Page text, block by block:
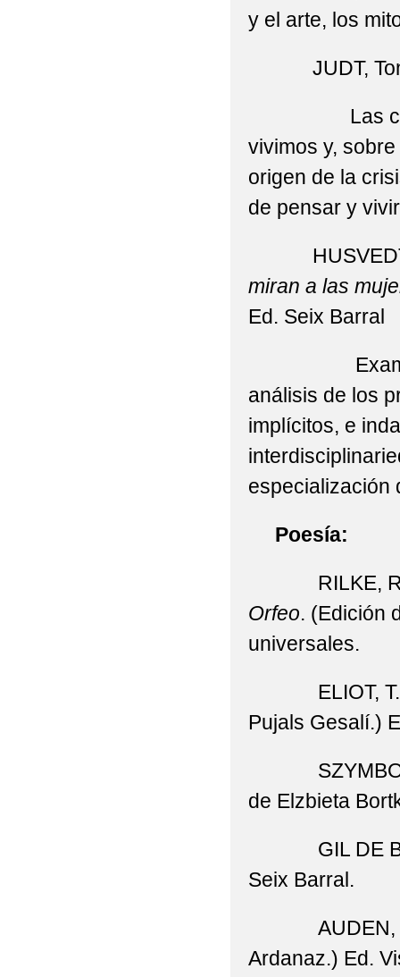
y el arte, los
JUDT,
Las crisis
vivimos y,
origen de la
de pensar y
miran a las
Ed. Seix Barral
Examen de
análisis de los
implícitos, e
especialización
Poesía:
RILKE,
Orfeo. (Edición
universales.
ELIOT, T.
Pujals Gesalí.)
de Elzbieta
GIL DE
Seix Barral.
AUDEN,
Ardanaz.) Ed.